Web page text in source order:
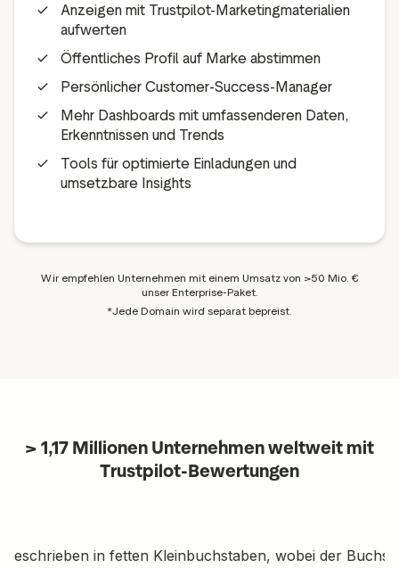
Anzeigen mit Trustpilot-Marketingmaterialien
aufwerten
Öffentliches Profil auf Marke abstimmen
Persönlicher Customer-Success-Manager
Mehr Dashboards mit umfassenderen Daten,
Erkenntnissen und Trends
Tools für optimierte Einladungen und
umsetzbare Insights
Wir empfehlen Unternehmen mit einem Umsatz von >50 Mio. €
unser Enterprise-Paket.
*Jede Domain wird separat bepreist.
> 1,17 Millionen Unternehmen weltweit mit
Trustpilot-Bewertungen